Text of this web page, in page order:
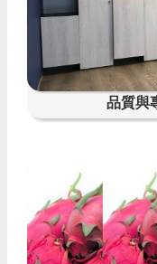
品質與